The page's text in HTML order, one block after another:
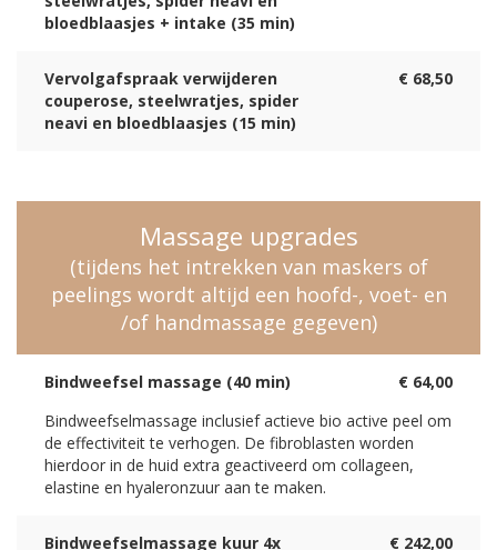
bloedblaasjes + intake (35 min)
Vervolgafspraak verwijderen
couperose, steelwratjes, spider
neavi en bloedblaasjes (15 min)
€ 68,50
Massage upgrades
(tijdens het intrekken van maskers of
peelings wordt altijd een hoofd-, voet- en
/of handmassage gegeven)
Bindweefsel massage (40 min)
€ 64,00
Bindweefselmassage inclusief actieve bio active peel om
de effectiviteit te verhogen. De fibroblasten worden
hierdoor in de huid extra geactiveerd om collageen,
elastine en hyaleronzuur aan te maken.
Bindweefselmassage kuur 4x
€ 242,00